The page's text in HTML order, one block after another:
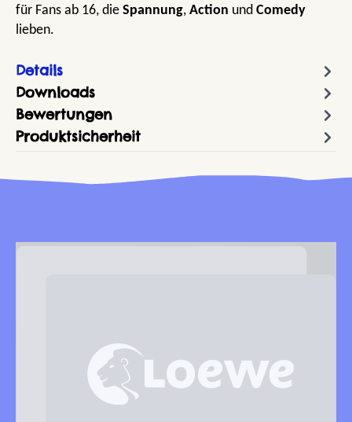
für Fans ab 16, die Spannung, Action und Comedy
lieben.
Details
Downloads
Bewertungen
Produktsicherheit